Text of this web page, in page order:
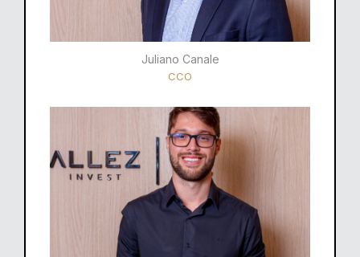
Juliano Canale
CCO